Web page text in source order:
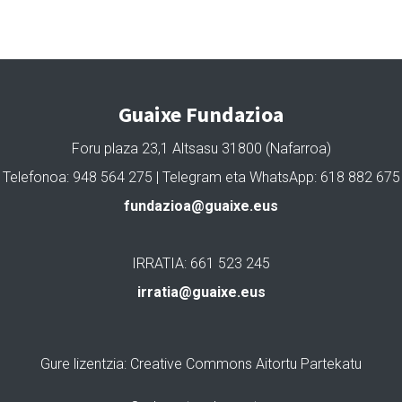
Guaixe Fundazioa
Foru plaza 23,1 Altsasu 31800 (Nafarroa)
Telefonoa: 948 564 275 | Telegram eta WhatsApp: 618 882 675
fundazioa@guaixe.eus
IRRATIA: 661 523 245
irratia@guaixe.eus
Gure lizentzia: Creative Commons Aitortu Partekatu